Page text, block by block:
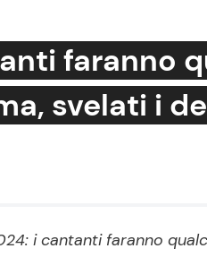
Cucina e
Le Ricette in TV
faranno
svelati i
i cantanti faranno